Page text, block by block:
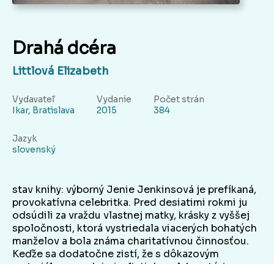
Drahá dcéra
Littlová Elizabeth
Vydavateľ
Ikar, Bratislava
Vydanie
2015
Počet strán
384
Jazyk
slovenský
stav knihy: výborný Jenie Jenkinsová je prefíkaná,
provokatívna celebritka. Pred desiatimi rokmi ju
odsúdili za vraždu vlastnej matky, krásky z vyššej
spoločnosti, ktorá vystriedala viacerých bohatých
manželov a bola známa charitatívnou činnosťou.
Keďže sa dodatočne zistí, že s dôkazovým